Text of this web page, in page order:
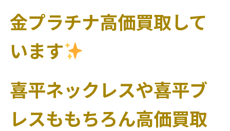
金プラチナ高価買取して
います
喜平ネックレスや喜平ブ
レスももちろん高価買取